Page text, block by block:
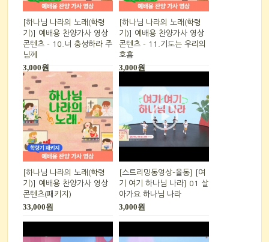
[하나님 나라의 노래(학령
기)] 예배용 찬양가사 영상
콘텐츠 - 10.너 충성하라 주
님께
3,000원
[하나님 나라의 노래(학령
기)] 예배용 찬양가사 영상
콘텐츠 - 11.기도는 우리의
호흡
3,000원
[하나님 나라의 노래(학령
기)] 예배용 찬양가사 영상
콘텐츠(패키지)
33,000원
[스트리밍동영상-율동] [여
기 여기 하나님 나라] 01 살
아가요 하나님 나라
3,000원